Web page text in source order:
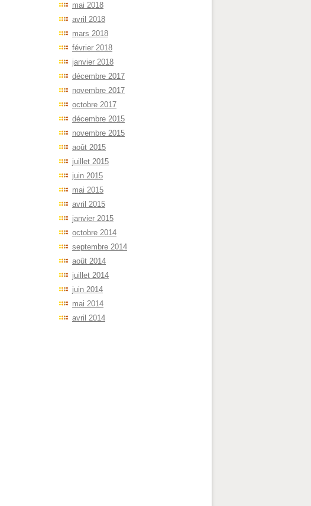
mai 2018
avril 2018
mars 2018
février 2018
janvier 2018
décembre 2017
novembre 2017
octobre 2017
décembre 2015
novembre 2015
août 2015
juillet 2015
juin 2015
mai 2015
avril 2015
janvier 2015
octobre 2014
septembre 2014
août 2014
juillet 2014
juin 2014
mai 2014
avril 2014